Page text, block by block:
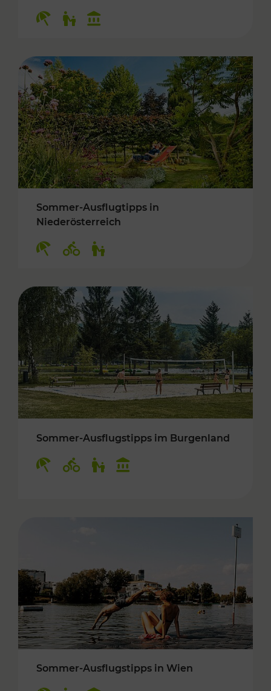
Sommer-Ausflugtipps in
Niederösterreich
Sommer-Ausflugstipps im Burgenland
Sommer-Ausflugstipps in Wien